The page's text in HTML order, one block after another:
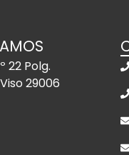
22 Polg.
29006